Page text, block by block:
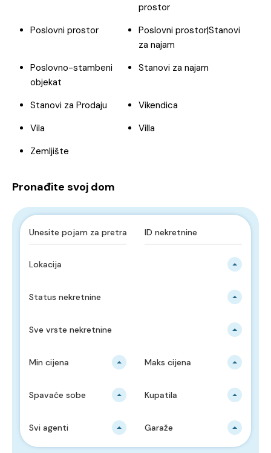
prostor
Poslovni prostor
Poslovni prostor|Stanovi
za najam
Poslovno-stambeni
objekat
Stanovi za najam
Stanovi za Prodaju
Vikendica
Vila
Villa
Zemljište
Pronađite svoj dom
Lokacija
Status nekretnine
Sve vrste nekretnine
Min cijena Maks cijena
Spavaće sobe Kupatila
Svi agenti Garaže